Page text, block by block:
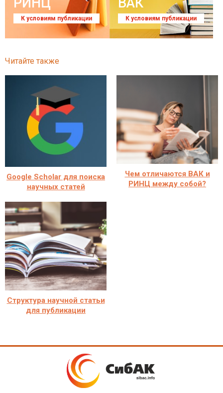
К условиям публикации К условиям публикации
Читайте также
Google Scholar для поиска
научных статей
Чем отличаются ВАК и
РИНЦ между собой?
Структура научной статьи
для публикации